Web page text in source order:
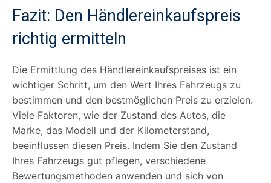
Fazit: Den Händlereinkaufspreis
richtig ermitteln
Die Ermittlung des Händlereinkaufspreises ist ein
wichtiger Schritt, um den Wert Ihres Fahrzeugs zu
bestimmen und den bestmöglichen Preis zu erzielen.
Viele Faktoren, wie der Zustand des Autos, die
Marke, das Modell und der Kilometerstand,
beeinflussen diesen Preis. Indem Sie den Zustand
Ihres Fahrzeugs gut pflegen, verschiedene
Bewertungsmethoden anwenden und sich von